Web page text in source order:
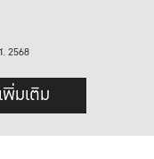
2568
พิ่มเติม